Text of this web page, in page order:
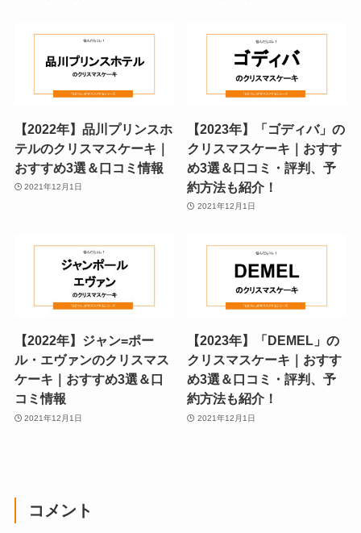
【2022年】品川プリンスホ
テルのクリスマスケーキ｜
おすすめ3選＆口コミ情報
2021年12月1日
【2023年】「ゴディバ」の
クリスマスケーキ｜おすす
め3選＆口コミ・評判、予
約方法も紹介！
2021年12月1日
【2022年】ジャン=ポー
ル・エヴァンのクリスマス
ケーキ｜おすすめ3選＆口
コミ情報
2021年12月1日
【2023年】「DEMEL」の
クリスマスケーキ｜おすす
め3選＆口コミ・評判、予
約方法も紹介！
2021年12月1日
コメント